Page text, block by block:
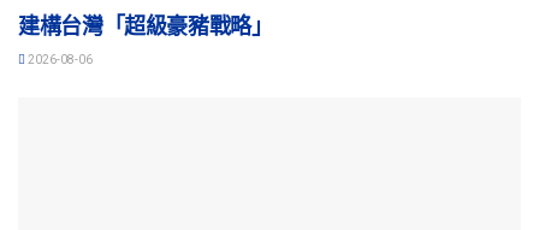
建構台灣「超級豪豬戰略」
2026-08-06